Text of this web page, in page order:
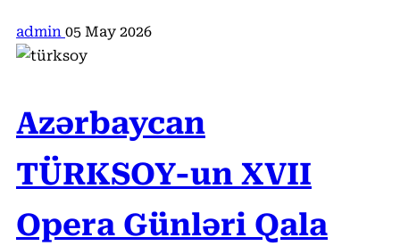
admin 05 May 2026
Azərbaycan
TÜRKSOY-un XVII
Opera Günləri Qala